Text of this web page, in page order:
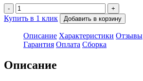
- +
Купить в 1 клик Добавить в корзину
Описание Характеристики Отзывы
Гарантия Оплата Сборка
Описание